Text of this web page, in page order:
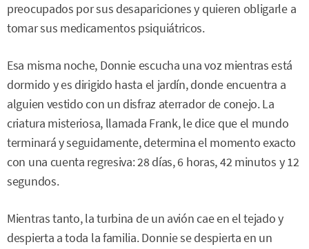
preocupados por sus desapariciones y quieren obligarle a
tomar sus medicamentos psiquiátricos.
Esa misma noche, Donnie escucha una voz mientras está
dormido y es dirigido hasta el jardín, donde encuentra a
alguien vestido con un disfraz aterrador de conejo. La
criatura misteriosa, llamada Frank, le dice que el mundo
terminará y seguidamente, determina el momento exacto
con una cuenta regresiva: 28 días, 6 horas, 42 minutos y 12
segundos.
Mientras tanto, la turbina de un avión cae en el tejado y
despierta a toda la familia. Donnie se despierta en un